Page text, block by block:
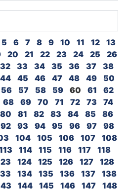
5 6 7 8 9 10 11 12
13
20 21 22 23 24 25
26
32 33 34 35 36 37
38
44 45 46 47 48 49
50
56 57 58 59 60 61
62
68 69 70 71 72 73
74
80 81 82 83 84 85
86
92 93 94 95 96 97
98
104 105 106 107
108
114 115 116 117
118
124 125 126 127
128
134 135 136 137
138
144 145 146 147
148